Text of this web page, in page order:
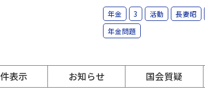
年金 3 活動 長妻昭
年金問題
表示 お知らせ 国会質疑